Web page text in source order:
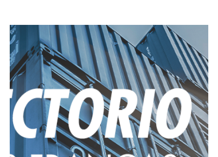
GUÍA PARA INVERTIR EN
COLOMBIA
Consulte cada uno de los capítulos de la